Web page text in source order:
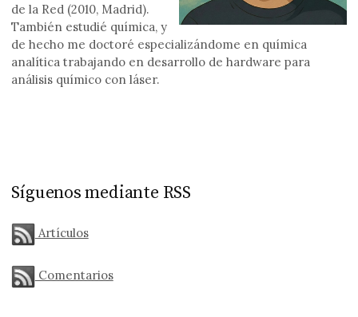
de la Red (2010, Madrid).
También estudié química, y
de hecho me doctoré especializándome en química
analítica trabajando en desarrollo de hardware para
análisis químico con láser.
Síguenos mediante RSS
Artículos
Comentarios